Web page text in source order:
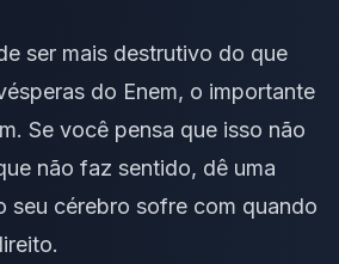
ser mais destrutivo do que
do Enem, o importante
Se você pensa que isso não
não faz sentido, dê uma
seu cérebro sofre com quando
.